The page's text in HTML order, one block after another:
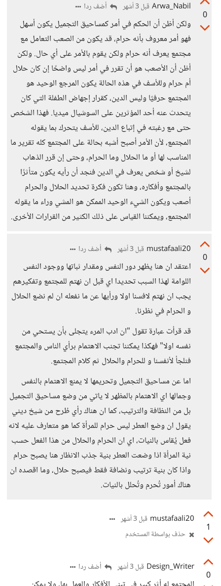
0
Arwa_Nabil قبل 3 أشهر أضف ردا
ولكن أظن أن الحكم في أمر كمساحيق التجميل يكون أسهل
فهو أمر معروف بأنه حرام، قد يكون من الصعب التعامل مع
مجتمع يعرف أنه حرام ولكن يقوم بالأمر على أي حال. ولكن
أظن أن الأصعب هو أن تقرر في أمر ليس واضحًا إن كان حلال
أم حرام وللأسف في هذه الحالة يكون المرجع الوحيد هو
المجتمع حرفيًا وليس الدين، كقرار إجهاض الطفلة التي كان
يتحدث عنه أحد المؤثرين على السوشيال ميديا. فهذا الشخص
حتى مع رغبته في إتباع الدين، للأسف يتحرك بما يقوله
المجتمع، لأن الأمر أصبح أشبه بحالة على المجتمع كله تقرير ما
المناسب لها أو ما الحلال وما الحرام، وحتى إن قرر الذهاب
لشيخ أو شخص يعرف في الدين فنجد أن رأيه يكون متأثرًا
بالمجتمع وأفكاره، وهنا تكون فكرة تحديد الحلال والحرام
أصعب ويكون الشيء الوحيد الممكن هو المشي وراء ما يقوله
المجتمع، ويمكننا القياس على ذلك الكثير من القرارات الأخرى.
0
mustafaali20 قبل 3 أشهر أضف ردا
اعتقد ان هنا يظهر دور النفس ومقدار ثباتها ووجود النفس
اللوامة لهذا السبب تحديدا اي قبل ان نهتم للمجتمع وتفكيرهم
يجب ان نهتم لافسنا اولا ورأيها عن ما نفعله ان لم نضع الحلال
و الحرام في نظرنا.
قد قرأت عبارة تقول "ان ادب المرء يتجلى بأن يستحي من
نفسه اولا" فهكذا يمكننا تجنب الاهتمام برأي الناس والمجتمع
فنلجأ لأنفسنا و للحرام والحلال ثم كلام المجتمع.
اما عن مساحيق التجميل وتحريمها لا يمنع الاهتمام بالنفس
وجمالها اي الاهتمام بالمظهر لا ياتي من وضع مساحيق التجميل
بل من النظافة والترتيب، كما ان هناك رأي طُرح من شيخ ديني
يقول ان وضع العطر ليس حرام للمرأة كما هو متعارف عليه لانه
فعل يُقاس بالنيات، اي ان الحرام والحلال من هذا الفعل حسب
نية المرأة اذا وضعت العطر بنية جذب الانظار هنا يصبح حرام
واذا كان بنية ترتيب ونضافة فقط فيصبح حلال، وما اقصده ان
هناك أمور تُحرم وتُحلل بالنيات.
1
mustafaali20 قبل 3 أشهر
حذف بواسطة المستخدم
0
Design_Writer قبل 3 أشهر أضف ردا